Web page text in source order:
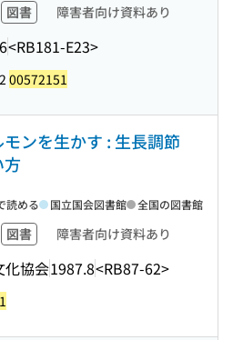
図書 障害者向け資料あり
<RB181-E23>
00572151
ンを生かす : 生長調節
方
図書 障害者向け資料あり
化協会1987.8<RB87-62>
読める 国立国会図書館 全国の図書館